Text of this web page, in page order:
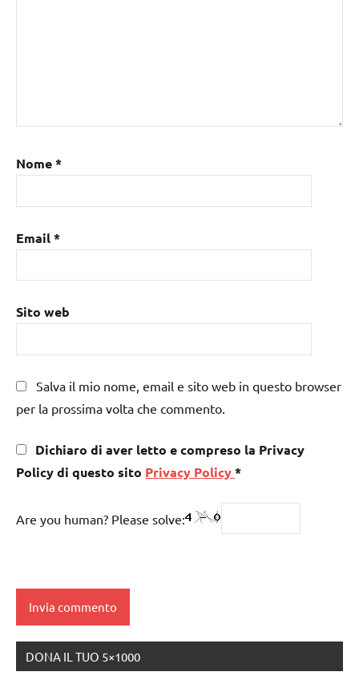
Nome*
Email*
Sito web
Salva il mio nome, email e sito web in questo browser
per la prossima volta che commento.
Dichiaro di aver letto e compreso la Privacy
Policy di questo sito Privacy Policy*
Are you human? Please solve:
DONA IL TUO 5×1000